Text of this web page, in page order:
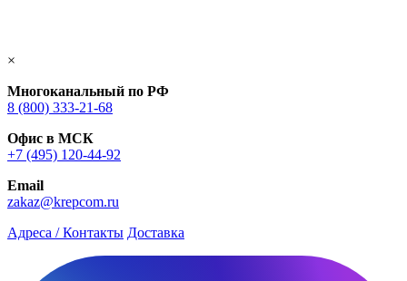
×
Многоканальный по РФ
8 (800) 333‑21-68
Офис в МСК
+7 (495) 120-44-92
Email
zakaz@krepcom.ru
Адреса / Контакты Доставка